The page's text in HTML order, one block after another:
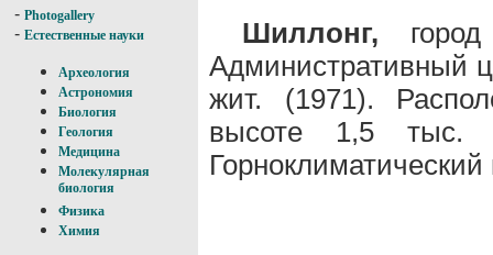
- Photogallery
- Естественные науки
Археология
Астрономия
Биология
Геология
Медицина
Молекулярная
биология
Физика
Химия
Шиллонг,
Административный
жит. (1971).
высоте 1,5
Горноклиматический